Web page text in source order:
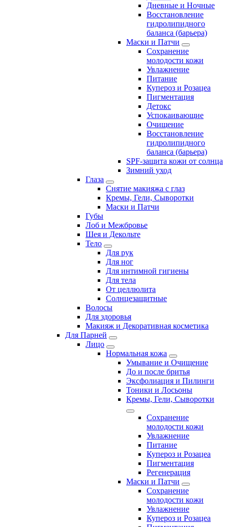
Дневные и Ночные
Восстановление
гидролипидного
баланса (барьера)
Маски и Патчи
Сохранение
молодости кожи
Увлажнение
Питание
Купероз и Розацеа
Пигментация
Детокс
Успокаивающие
Очищение
Восстановление
гидролипидного
баланса (барьера)
SPF-защита кожи от солнца
Зимний уход
Глаза
Снятие макияжа с глаз
Кремы, Гели, Сыворотки
Маски и Патчи
Губы
Лоб и Межбровье
Шея и Декольте
Тело
Для рук
Для ног
Для интимной гигиены
Для тела
От целлюлита
Солнцезащитные
Волосы
Для здоровья
Макияж и Декоративная косметика
Для Парней
Лицо
Нормальная кожа
Умывание и Очищение
До и после бритья
Эксфолиация и Пилинги
Тоники и Лосьоны
Кремы, Гели, Сыворотки
Сохранение
молодости кожи
Увлажнение
Питание
Купероз и Розацеа
Пигментация
Регенерация
Маски и Патчи
Сохранение
молодости кожи
Увлажнение
Купероз и Розацеа